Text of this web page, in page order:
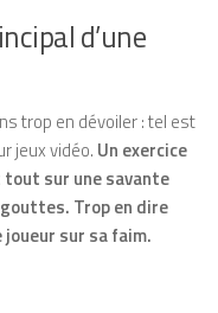
d’une
trop en dévoiler : tel est
jeux vidéo. Un exercice
sur une savante
Trop en dire
sur sa faim.